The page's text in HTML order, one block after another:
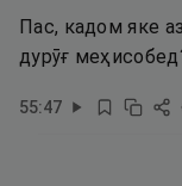
Пас, кадом яке
дурӯғ
55:47